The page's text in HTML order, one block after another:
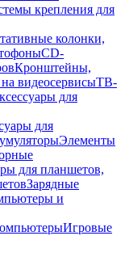
крепления для
колонки,
CD-
Кронштейны,
видеосервисыТВ-
для
для
Элементы
для планшетов,
Зарядные
и
Игровые